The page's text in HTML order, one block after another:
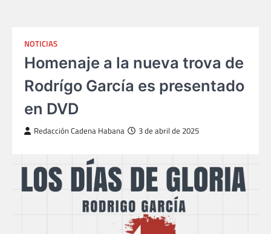
NOTICIAS
Homenaje a la nueva trova de
Rodrígo García es presentado
en DVD
Redacción Cadena Habana 3 de abril de 2025